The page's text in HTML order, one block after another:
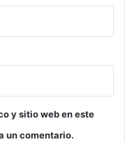
y sitio web en este
un comentario.